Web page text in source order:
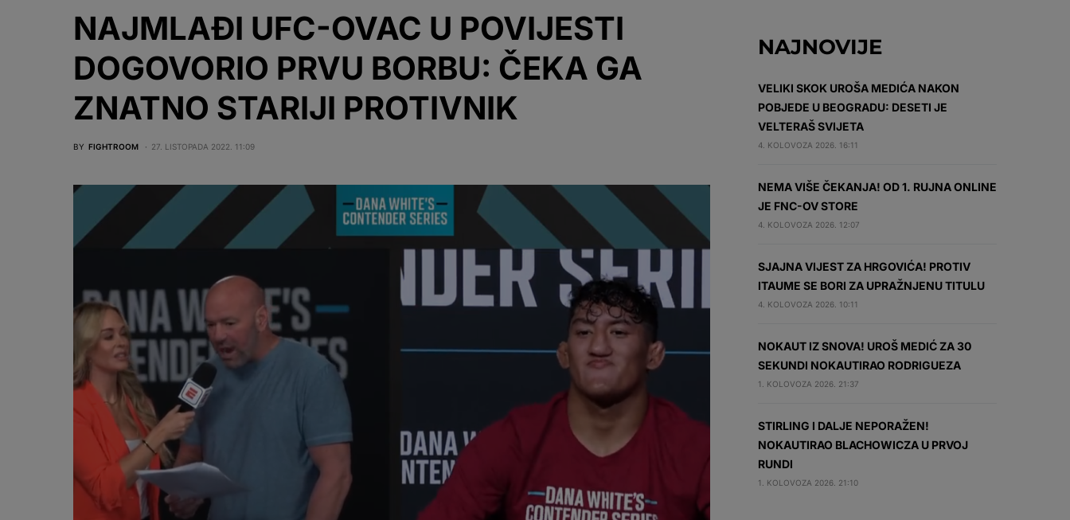
NAJMLAĐI UFC-OVAC U POVIJESTI
DOGOVORIO PRVU BORBU: ČEKA GA
ZNATNO STARIJI PROTIVNIK
BY FIGHTROOM 27. LISTOPADA 2022. 11:09
NAJNOVIJE
VELIKI SKOK UROŠA MEDIĆA NAKON
POBJEDE U BEOGRADU: DESETI JE
VELTERAŠ SVIJETA
4. KOLOVOZA 2026. 16:11
NEMA VIŠE ČEKANJA! OD 1. RUJNA ONLINE
JE FNC-OV STORE
4. KOLOVOZA 2026. 12:07
SJAJNA VIJEST ZA HRGOVIĆA! PROTIV
ITAUME SE BORI ZA UPRAŽNJENU TITULU
4. KOLOVOZA 2026. 10:11
NOKAUT IZ SNOVA! UROŠ MEDIĆ ZA 30
SEKUNDI NOKAUTIRAO RODRIGUEZA
1. KOLOVOZA 2026. 21:37
STIRLING I DALJE NEPORAŽEN!
NOKAUTIRAO BLACHOWICZA U PRVOJ
RUNDI
1. KOLOVOZA 2026. 21:10